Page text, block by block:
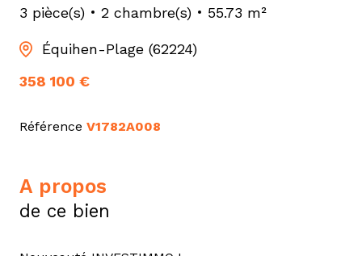
3 pièce(s)
2 chambre(s) 55.73 m²
Équihen-Plage (62224)
358 100 €
Référence V1782A008
a propos
de ce bien